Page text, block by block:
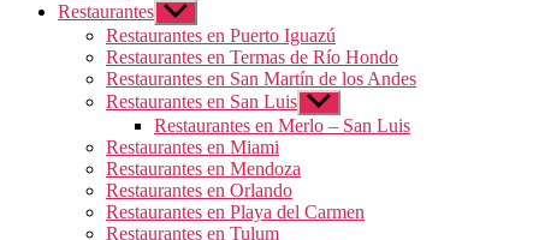
Restaurantes Mostrar
el
submenú
Restaurantes en Puerto Iguazú
Restaurantes en Termas de Río Hondo
Restaurantes en San Martín de los Andes
Restaurantes en San Luis Mostrar
el
submenú
Restaurantes en Merlo – San Luis
Restaurantes en Miami
Restaurantes en Mendoza
Restaurantes en Orlando
Restaurantes en Playa del Carmen
Restaurantes en Tulum